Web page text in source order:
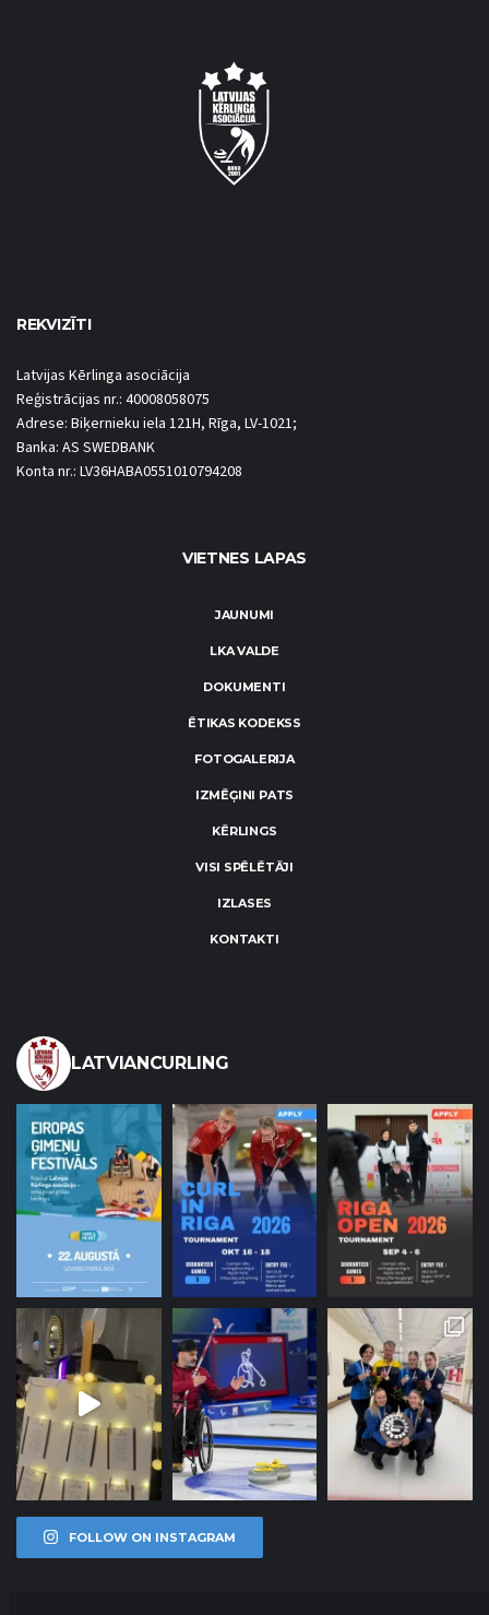
REKVIZĪTI
Latvijas Kērlinga asociācija
Reģistrācijas nr.: 40008058075
Adrese: Biķernieku iela 121H, Rīga, LV-1021;
Banka: AS SWEDBANK
Konta nr.: LV36HABA0551010794208
VIETNES LAPAS
JAUNUMI
LKA VALDE
DOKUMENTI
ĒTIKAS KODEKSS
FOTOGALERIJA
IZMĒĢINI PATS
KĒRLINGS
VISI SPĒLĒTĀJI
IZLASES
KONTAKTI
LATVIANCURLING
FOLLOW ON INSTAGRAM